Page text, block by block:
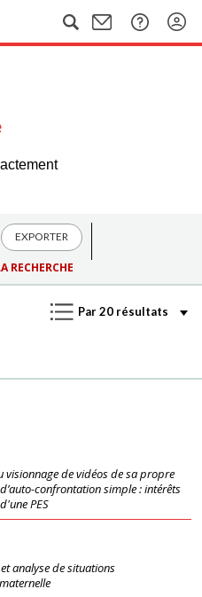
EXPORTER
RECHERCHE
visionnage de vidéos de sa propre
confrontation simple : intérêts
PES
analyse de situations